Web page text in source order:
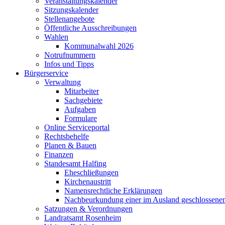
Sitzungskalender
Stellenangebote
Öffentliche Ausschreibungen
Wahlen
Kommunalwahl 2026
Notrufnummern
Infos und Tipps
Bürgerservice
Verwaltung
Mitarbeiter
Sachgebiete
Aufgaben
Formulare
Online Serviceportal
Rechtsbehelfe
Planen & Bauen
Finanzen
Standesamt Halfing
Eheschließungen
Kirchenaustritt
Namensrechtliche Erklärungen
Nachbeurkundung einer im Ausland
Satzungen & Verordnungen
Landratsamt Rosenheim